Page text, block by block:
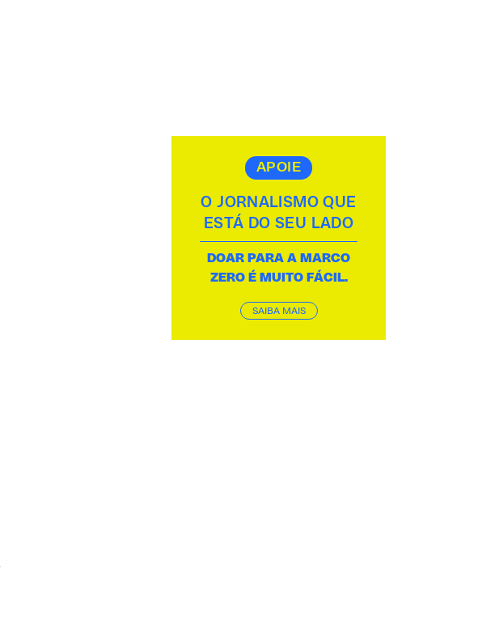
APOIE
O JORNALISMO QUE
ESTÁ DO SEU LADO
DOAR PARA A MARCO
ZERO É MUITO FÁCIL.
SAIBA MAIS